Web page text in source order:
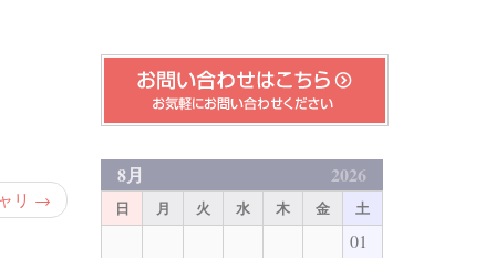
リ →
8月 2026
日 月 火 水 木 金 土
01